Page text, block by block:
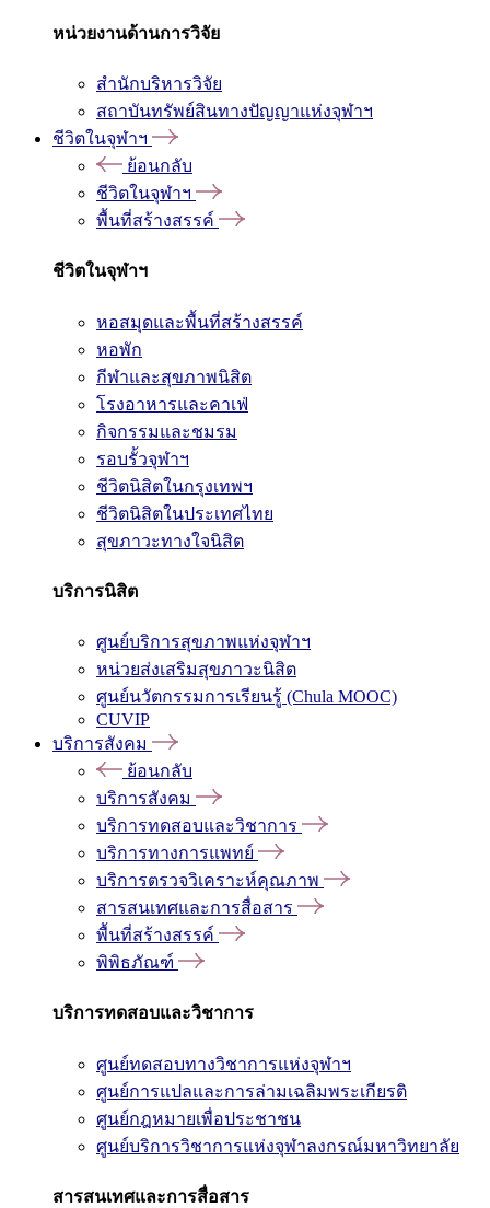
หน่วยงานด้านการวิจัย
สำนักบริหารวิจัย
สถาบันทรัพย์สินทางปัญญาแห่งจุฬาฯ
ชีวิตในจุฬาฯ
ย้อนกลับ
ชีวิตในจุฬาฯ
พื้นที่สร้างสรรค์
ชีวิตในจุฬาฯ
หอสมุดและพื้นที่สร้างสรรค์
หอพัก
กีฬาและสุขภาพนิสิต
โรงอาหารและคาเฟ่
กิจกรรมและชมรม
รอบรั้วจุฬาฯ
ชีวิตนิสิตในกรุงเทพฯ
ชีวิตนิสิตในประเทศไทย
สุขภาวะทางใจนิสิต
บริการนิสิต
ศูนย์บริการสุขภาพแห่งจุฬาฯ
หน่วยส่งเสริมสุขภาวะนิสิต
ศูนย์นวัตกรรมการเรียนรู้ (Chula MOOC)
CUVIP
บริการสังคม
ย้อนกลับ
บริการสังคม
บริการทดสอบและวิชาการ
บริการทางการแพทย์
บริการตรวจวิเคราะห์คุณภาพ
สารสนเทศและการสื่อสาร
พื้นที่สร้างสรรค์
พิพิธภัณฑ์
บริการทดสอบและวิชาการ
ศูนย์ทดสอบทางวิชาการแห่งจุฬาฯ
ศูนย์การแปลและการล่ามเฉลิมพระเกียรติ
ศูนย์กฎหมายเพื่อประชาชน
ศูนย์บริการวิชาการแห่งจุฬาลงกรณ์มหาวิทยาลัย
สารสนเทศและการสื่อสาร